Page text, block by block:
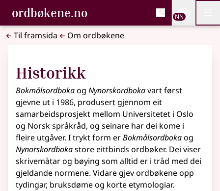
Gå til hovudinnhald
Tilgjenge
ordbøkene.no, Bokmålsordboka og
Bokmålsordboka og Nynorskordboka
NN
Til framsida Om ordbøkene
Historikk
Bokmålsordbokaog Nynorskordbokavart først
gjevne ut i 1986, produsert gjennom eit
samarbeidsprosjekt mellom Universitetet i Oslo
og Norsk språkråd, og seinare har dei kome i
fleire utgåver. I trykt form erBokmålsordbokaog
Nynorskordbokastore eittbinds ordbøker. Dei viser
skrivemåtar og bøying som alltid er i tråd med dei
gjeldande normene. Vidare gjev ordbøkene opp
tydingar, bruksdøme og korte etymologiar.